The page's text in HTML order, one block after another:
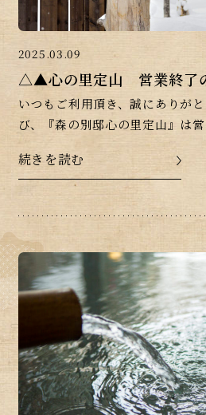
2025.03.09
△▲心の里定山 営業終了
いつもご利用頂き、誠にありが
び、『森の別邸心の里定山』は
年3月30日をもちまして日帰りの
だくこととなりました。 今後
続きを読む